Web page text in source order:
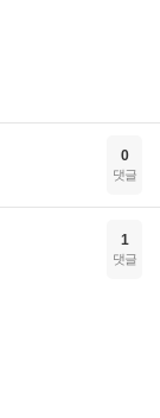
0
댓글
1
댓글